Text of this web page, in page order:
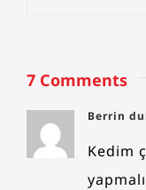
7 Comments
Berrin
Kedim